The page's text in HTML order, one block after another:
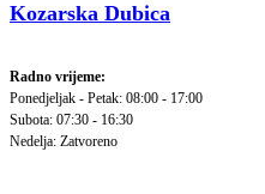
Kozarska Dubica
Radno vrijeme:
Ponedjeljak - Petak: 08:00 - 17:00
Subota: 07:30 - 16:30
Nedelja: Zatvoreno